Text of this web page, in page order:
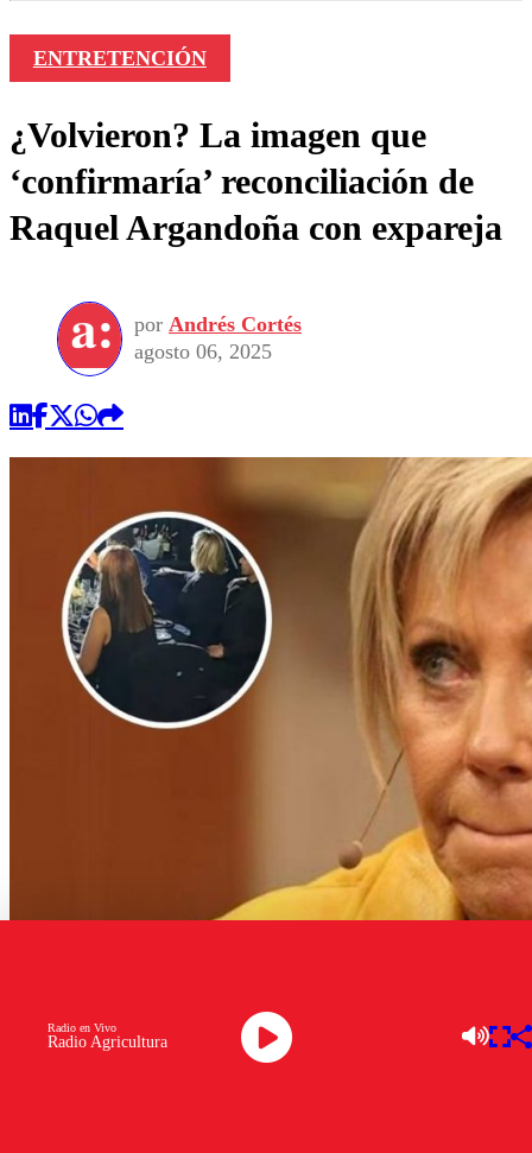
ENTRETENCIÓN
¿Volvieron? La imagen que
‘confirmaría’ reconciliación de
Raquel Argandoña con expareja
por Andrés Cortés
agosto 06, 2025
Raquel Argandoña
Radio Agricultura
Radio en Vivo